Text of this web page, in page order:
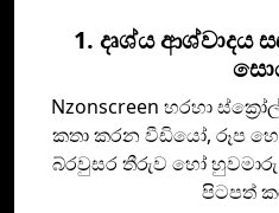
1. දෘශ්ය ආශ්වාදය
Nzonscreen හරහා
කතා කරන වීඩියෝ, රූප
බ්රවුසර තීරුව හෝ
පිටපත්